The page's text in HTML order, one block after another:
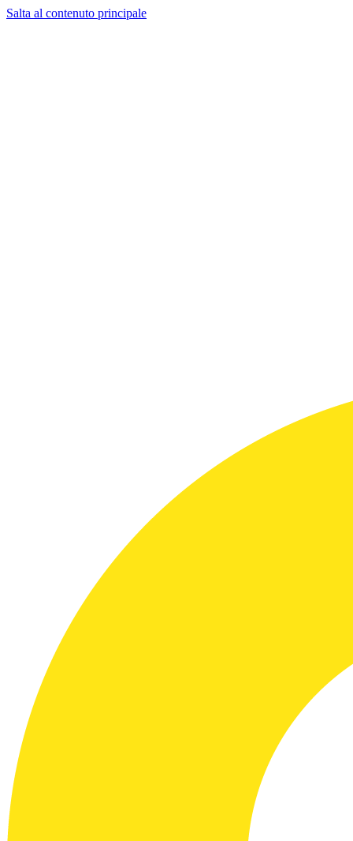
Salta al contenuto principale